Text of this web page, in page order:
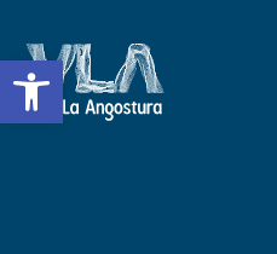
Abrir a barra